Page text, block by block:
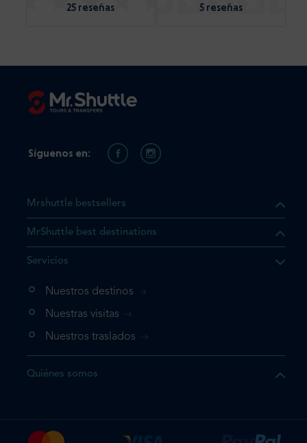
25 reseñas 5 reseñas
el producto que busca ya
vaya directamente a su
su reserva.
una vez
Mrshuttle bestsellers
MrShuttle best destinations
Servicios
Nuestros destinos
Nuestras visitas
Nuestros traslados
Quiénes somos
Síguenos en: